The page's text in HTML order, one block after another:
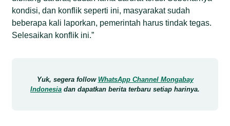
kondisi, dan konflik seperti ini, masyarakat sudah
beberapa kali laporkan, pemerintah harus tindak tegas.
Selesaikan konflik ini.”
Yuk, segera follow WhatsApp Channel Mongabay
Indonesia dan dapatkan berita terbaru setiap harinya.